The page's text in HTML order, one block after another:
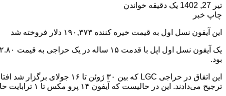
تیر 27, 1402
یک دقیقه خواندن
چاپ خبر
این آیفون نسل اول به قیمت خیره کننده ۱۹۰,۳۷۳ دلار فروخته شد
بود.
ترجیح می‌دادند. این در حالیست که آیفون ۱۴ پرو مکس تا ۱ ترابایت حافظه داخلی ارائه می‌کند.